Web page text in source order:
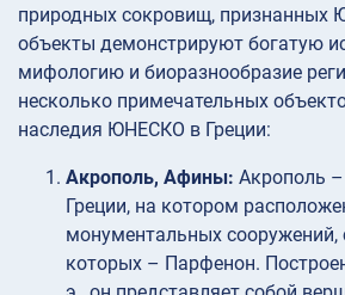
природных сокровищ, признанных
объекты демонстрируют богатую
мифологию и биоразнообразие
несколько примечательных
наследия ЮНЕСКО в Греции:
Акрополь, Афины: Акрополь
Греции, на котором
монументальных сооружений,
которых – Парфенон.